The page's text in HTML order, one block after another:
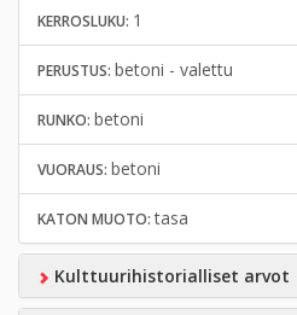
KERROSLUKU: 1
PERUSTUS: betoni - valettu
RUNKO: betoni
VUORAUS: betoni
KATON MUOTO:tasa
Kulttuurihistorialliset arvot